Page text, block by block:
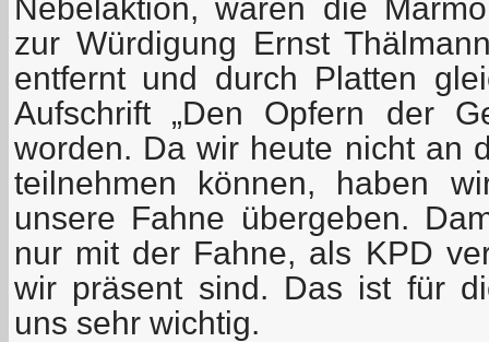
Nebelaktion, waren die
zur Würdigung Ernst
entfernt und durch Platten
Aufschrift „Den Opfern der
worden. Da wir heute nicht an
teilnehmen können, haben
unsere Fahne übergeben.
nur mit der Fahne, als KPD
wir präsent sind. Das ist für
uns sehr wichtig.